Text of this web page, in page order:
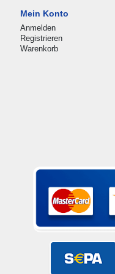
Mein Konto
Anmelden
Registrieren
Warenkorb